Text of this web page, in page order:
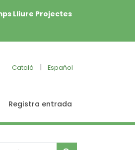
Lliure Projectes
Català | Español
Registra entrada